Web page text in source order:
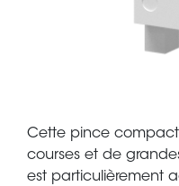
Cette pince
courses et de
est particulièrement